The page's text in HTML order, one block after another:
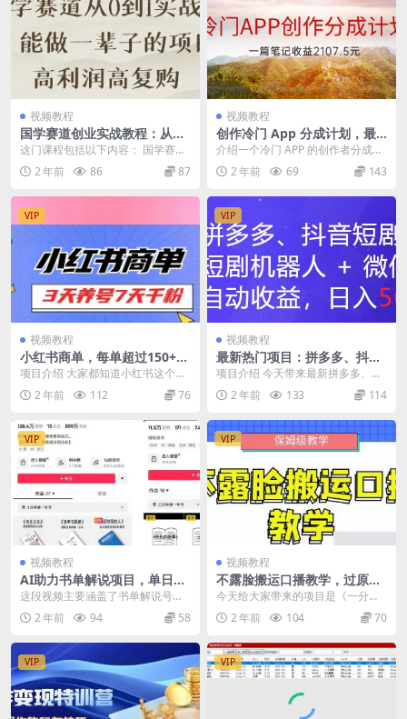
视频教程
国学赛道创业实战教程：从零
到一，打造长久稳定的项目，
获得高利润和复购率
这门课程包括以下内容： 国学赛道
创业实战教程：从零到一，帮助你
快速入门并掌握关键...
2 年前 86 87
视频教程
创作冷门 App 分成计划，最
新创业风口，抢先一步成为吃
螃蟹的第一批人，一篇笔记可
获得 2107.5 元收益
介绍一个冷门 APP 的创作者分成计
划，这个 APP 最近推出了新的创作
计划，我...
2 年前 69 143
VIP
视频教程
小红书商单，每单超过150+，
适合新手小白上手操作，3天
项目介绍 大家都知道小红书这个内
容社区平台，它专注于推荐各种商
品和产品，并以其可...
2 年前 112 76
VIP
视频教程
最新热门项目：拼多多、抖音
短剧计划，结合短剧机器人与
微信群，轻松实现自动盈利，
每日收入500+！
项目介绍 今天带来最新拼多多、抖
音短剧项目，利用短剧机器人 + 微
信群，实现自动...
2 年前 133 114
VIP
视频教程
AI助力书单解说项目，单日粉
丝增长1W+
这段视频主要涵盖了书单解说号的
引流方法和变现策略，包括利用AI
改写工具、配音神器...
2 年前 94 58
VIP
视频教程
不露脸搬运口播教学，过原
创，一分钟一条视频，保姆级
教学
今天给大家带来的项目是《一分钟
一条视频，保姆级教学，一个月暴
力变现超10000＋...
2 年前 104 70
VIP VIP